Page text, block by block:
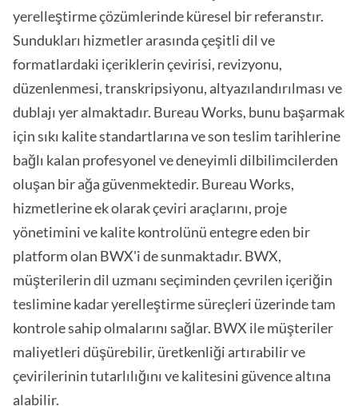
yerelleştirme çözümlerinde küresel bir referanstır.
Sundukları hizmetler arasında çeşitli dil ve
formatlardaki içeriklerin çevirisi, revizyonu,
düzenlenmesi, transkripsiyonu, altyazılandırılması ve
dublajı yer almaktadır. Bureau Works, bunu başarmak
için sıkı kalite standartlarına ve son teslim tarihlerine
bağlı kalan profesyonel ve deneyimli dilbilimcilerden
oluşan bir ağa güvenmektedir. Bureau Works,
hizmetlerine ek olarak çeviri araçlarını, proje
yönetimini ve kalite kontrolünü entegre eden bir
platform olan BWX'i de sunmaktadır. BWX,
müşterilerin dil uzmanı seçiminden çevrilen içeriğin
teslimine kadar yerelleştirme süreçleri üzerinde tam
kontrole sahip olmalarını sağlar. BWX ile müşteriler
maliyetleri düşürebilir, üretkenliği artırabilir ve
çevirilerinin tutarlılığını ve kalitesini güvence altına
alabilir.